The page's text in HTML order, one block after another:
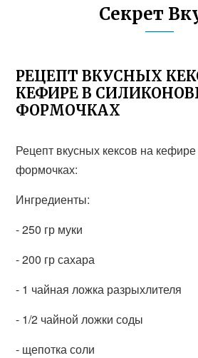
Секрет
РЕЦЕПТ ВКУСНЫХ
КЕФИРЕ В
ФОРМОЧКАХ
Рецепт вкусных кексов на
формочках:
Ингредиенты:
- 250 гр муки
- 200 гр сахара
- 1 чайная ложка разрыхлителя
- 1/2 чайной ложки соды
- щепотка соли